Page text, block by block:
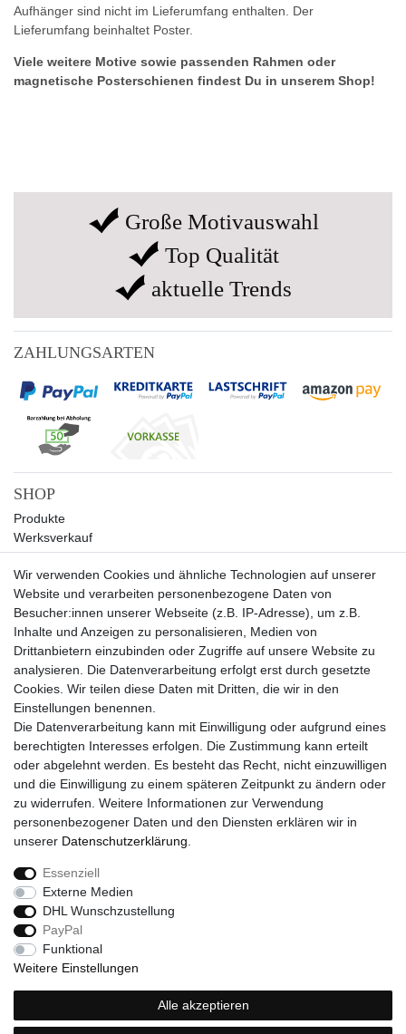
Aufhänger sind nicht im Lieferumfang enthalten. Der
Lieferumfang beinhaltet Poster.
Viele weitere Motive sowie passenden Rahmen oder
magnetische Posterschienen findest Du in unserem Shop!
Große Motivauswahl
Top Qualität
aktuelle Trends
ZAHLUNGSARTEN
SHOP
Produkte
Werksverkauf
Sale
UNTERNEHMEN
Über uns
Kontakt
SERVICE
Versand
Zahlung
Hilfe
RECHTLICHES
Widerrufsrecht
Widerrufsformular
Impressum
Datenschutzerklärung
Widerrufs­recht Widerrufs­formular
Daten­schutz­erklärung
Wir verwenden Cookies und ähnliche Technologien auf unserer
Website und verarbeiten personenbezogene Daten von
Besucher:innen unserer Webseite (z.B. IP-Adresse), um z.B.
Inhalte und Anzeigen zu personalisieren, Medien von
Drittanbietern einzubinden oder Zugriffe auf unsere Website zu
analysieren. Die Datenverarbeitung erfolgt erst durch gesetzte
Cookies. Wir teilen diese Daten mit Dritten, die wir in den
Einstellungen benennen.
Die Datenverarbeitung kann mit Einwilligung oder aufgrund eines
berechtigten Interesses erfolgen. Die Zustimmung kann erteilt
oder abgelehnt werden. Es besteht das Recht, nicht einzuwilligen
und die Einwilligung zu einem späteren Zeitpunkt zu ändern oder
zu widerrufen. Weitere Informationen zur Verwendung
personenbezogener Daten und den Diensten erklären wir in
unserer Daten­schutz­erklärung
Essenziell
Externe Medien
DHL Wunschzustellung
PayPal
Funktional
Weitere Einstellungen
Alle akzeptieren